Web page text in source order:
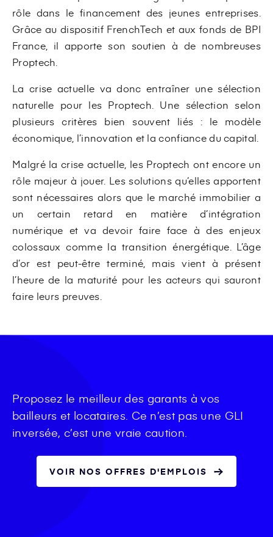
rôle dans le financement des jeunes entreprises.
Grâce au dispositif FrenchTech et aux fonds de BPI
France, il apporte son soutien à de nombreuses
Proptech.
La crise actuelle va donc entraîner une sélection
naturelle pour les Proptech. Une sélection selon
plusieurs critères bien souvent liés : le modèle
économique, l’innovation et la confiance du capital.
Malgré la crise actuelle, les Proptech ont encore un
rôle majeur à jouer. Les solutions qu’elles apportent
sont nécessaires alors que le marché immobilier a
un certain retard en matière d’intégration
numérique et va devoir faire face à des enjeux
colossaux comme la transition énergétique. L’âge
d’or est peut-être terminé, mais vient à présent
l’heure de la maturité pour les acteurs qui sauront
faire leurs preuves.
Proposez le meilleur des garants à vos
bailleurs et locataires. Ce n’est pas une GLI
inversée, c’est une vraie caution.
VOIR NOS OFFRES D'EMPLOIS